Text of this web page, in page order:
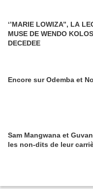
‘’MARIE LOWIZA’’, LA
MUSE DE WENDO
DECEDEE
Encore sur Odemba et
Sam Mangwana et
les non-dits de leur